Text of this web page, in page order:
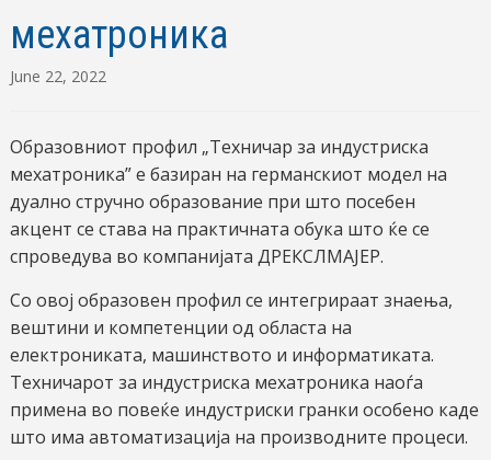
мехатроника
June 22, 2022
Образовниот профил „Техничар за индустриска
мехатроника” е базиран на германскиот модел на
дуално стручно образование при што посебен
акцент се става на практичната обука што ќе се
спроведува во компанијата ДРЕКСЛМАЈЕР.
Со овој образовен профил се интегрираат знаења,
вештини и компетенции од областа на
електрониката, машинството и информатиката.
Техничарот за индустриска мехатроника наоѓа
примена во повеќе индустриски гранки особено каде
што има автоматизација на производните процеси.